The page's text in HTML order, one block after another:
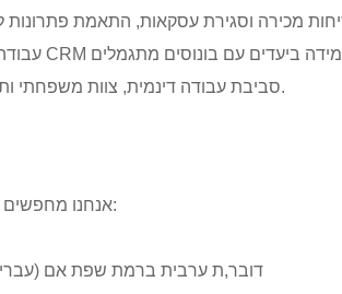
מכירה וסגירת עסקאות, התאמת פתרונות
סביבת עבודה דינמית, צוות משפחתי ותנאים מעולים.
אנחנו מחפשים אותך אם את/ה:
דובר,ת ערבית ברמת שפת אם